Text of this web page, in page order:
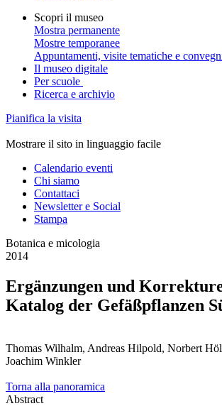
Scopri il museo
Mostra permanente
Mostre temporanee
Appuntamenti, visite tematiche e
Il museo digitale
Per scuole
Ricerca e archivio
Pianifica la visita
Mostrare il sito in linguaggio facile
Calendario eventi
Chi siamo
Contattaci
Newsletter e Social
Stampa
Botanica e micologia
2014
Ergänzungen und
Katalog der Gefäßpflanzen
Thomas Wilhalm, Andreas Hilpold, Norbert
Joachim Winkler
Torna alla panoramica
Abstract